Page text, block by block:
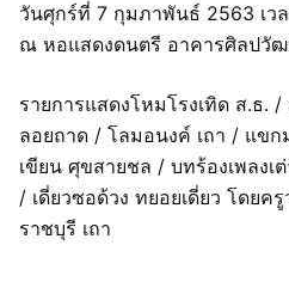
วันศุกร์ที่ 7 กุมภาพันธ์ 2563 เว
ณ หอแสดงดนตรี อาคารศิลปวั
รายการแสดงโหมโรงเทิด ส.ธ. /
ลอยถาด / โลมอนงค์ เถา / แขก
เขียน ศุขสายชล / บทร้องเพลงเต่
/ เดี่ยวซอด้วง ทยอยเดี่ยว โดยค
ราชบุรี เถา